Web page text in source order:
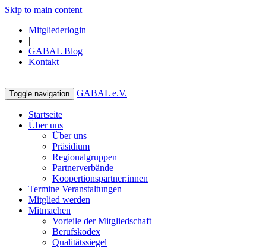
Skip to main content
Mitgliederlogin
|
GABAL Blog
Kontakt
Toggle navigation GABAL e.V.
Startseite
Über uns
Über uns
Präsidium
Regionalgruppen
Partnerverbände
Koopertionspartner:innen
Termine Veranstaltungen
Mitglied werden
Mitmachen
Vorteile der Mitgliedschaft
Berufskodex
Qualitätssiegel